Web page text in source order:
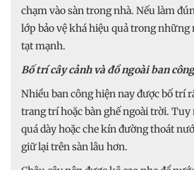
chạm vào sàn trong nhà. Nếu làm
lớp bảo vệ khá hiệu quả trong những
tạt mạnh.
Bố trí cây cảnh và đồ ngoài ban
Nhiều ban công hiện nay được bố trí
trang trí hoặc bàn ghế ngoài trời. Tuy
quá dày hoặc che kín đường thoát
giữ lại trên sàn lâu hơn.